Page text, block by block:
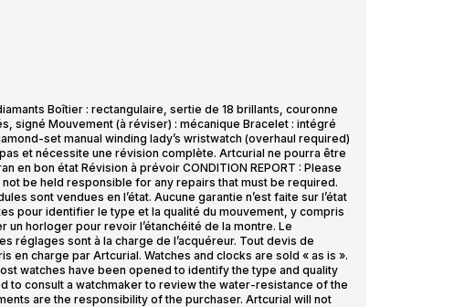
Boîtier : rectangulaire, sertie de 18 brillants, couronne
signé Mouvement (à réviser) : mécanique Bracelet : intégré
set manual winding lady’s wristwatch (overhaul required)
et nécessite une révision complète. Artcurial ne pourra être
bon état Révision à prévoir CONDITION REPORT : Please
be held responsible for any repairs that must be required.
sont vendues en l’état. Aucune garantie n’est faite sur l’état
pour identifier le type et la qualité du mouvement, y compris
un horloger pour revoir l’étanchéité de la montre. Le
réglages sont à la charge de l’acquéreur. Tout devis de
charge par Artcurial. Watches and clocks are sold « as is ».
watches have been opened to identify the type and quality
to consult a watchmaker to review the water-resistance of the
are the responsibility of the purchaser. Artcurial will not